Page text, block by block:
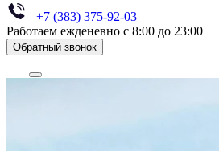
+7 (383) 375-92-03
Работаем ежденевно с 8:00 до 23:00
Обратный звонок